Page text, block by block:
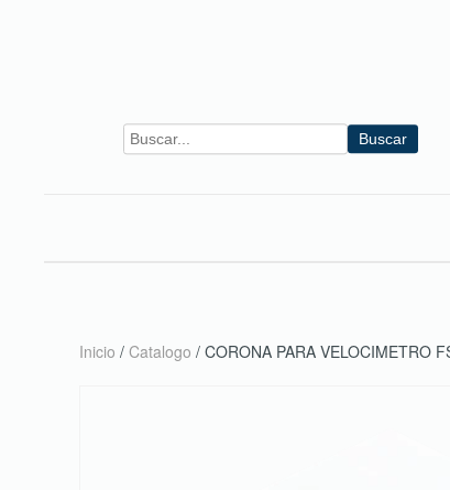
Buscar
Inicio / Catalogo / CORONA PARA VELOCIMETRO